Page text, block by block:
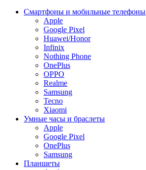
Смартфоны и мобильные телефоны
Apple
Google Pixel
Huawei/Honor
Infinix
Nothing Phone
OnePlus
OPPO
Realme
Samsung
Tecno
Xiaomi
Умные часы и браслеты
Apple
Google Pixel
OnePlus
Samsung
Планшеты